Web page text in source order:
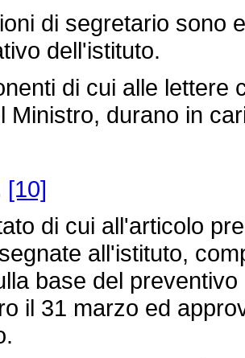
di segretario sono
dell'istituto.
di cui alle lettere
Ministro, durano in
[10]
di cui all'articolo
all'istituto,
base del
il 31 marzo ed